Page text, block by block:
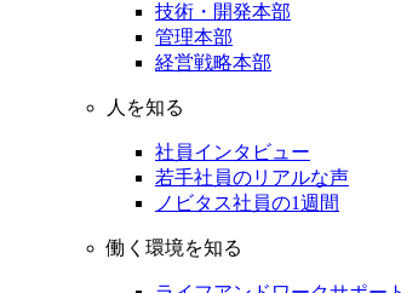
技術・開発本部
管理本部
経営戦略本部
人を知る
社員インタビュー
若手社員のリアルな声
ノビタス社員の1週間
働く環境を知る